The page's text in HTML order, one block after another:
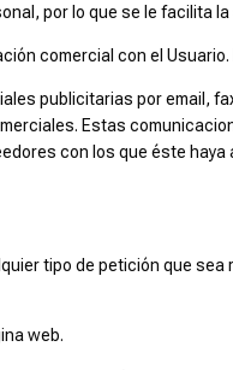
por lo que se le facilita
comercial con el
publicitarias por email,
Estas
con los que éste
tipo de petición que
web.